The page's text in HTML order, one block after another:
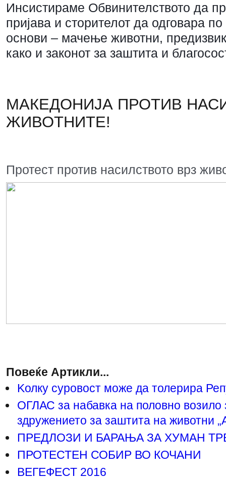
Инсистираме Обвинителството да
пријава и сторителот да одговара
основи – мачење животни,
како и законот за заштита и
МАКЕДОНИЈА ПРОТИВ
ЖИВОТНИТЕ!
Протест против насилството врз
Повеќе Артикли...
Kолку суровост може да толерира
ОГЛАС за набавка на половно возило
здружението за заштита на животни
ПРЕДЛОЗИ И БАРАЊА ЗА ХУМАН
ПРОТЕСТЕН СОБИР ВО КОЧАНИ
ВЕГЕФЕСТ 2016